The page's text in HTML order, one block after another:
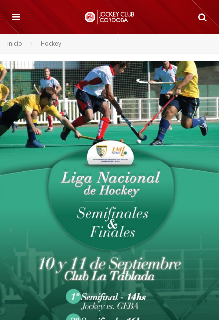
Inicio Hockey